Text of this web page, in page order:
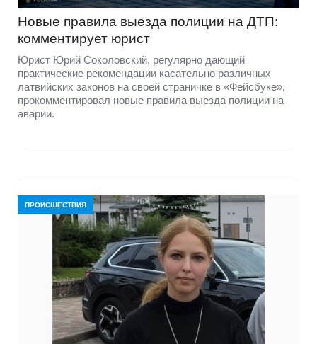
Новые правила выезда полиции на ДТП:
комментирует юрист
Юрист Юрий Соколовский, регулярно дающий
практические рекомендации касательно различных
латвийских законов на своей страничке в «Фейсбуке»,
прокомментировал новые правила выезда полиции на
аварии.
ПРОИСШЕСТВИЯ